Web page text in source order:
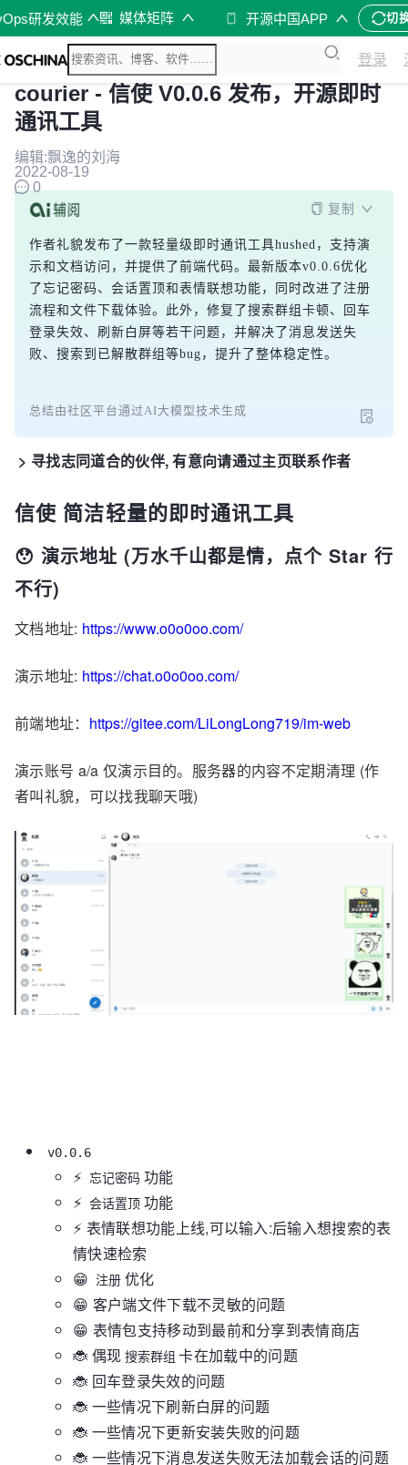
研发效能 媒体矩阵 开源中国APP 切
登录
courier - 信使 V0.0.6 发布，开源即时
通讯工具
编辑:飘逸的刘海
2022-08-19
0
复制
作者礼貌发布了一款轻量级即时通讯工具hushed，支持演
示和文档访问，并提供了前端代码。最新版本v0.0.6优化
了忘记密码、会话置顶和表情联想功能，同时改进了注册
流程和文件下载体验。此外，修复了搜索群组卡顿、回车
登录失效、刷新白屏等若干问题，并解决了消息发送失
败、搜索到已解散群组等bug，提升了整体稳定性。
总结由社区平台通过AI大模型技术生成
> 寻找志同道合的伙伴, 有意向请通过主页联系作者
信使 简洁轻量的即时通讯工具
😯 演示地址 (万水千山都是情，点个 Star 行
不行)
文档地址: https://www.o0o0oo.com/
演示地址: https://chat.o0o0oo.com/
前端地址： https://gitee.com/LiLongLong719/im-web
演示账号 a/a 仅演示目的。服务器的内容不定期清理 (作
者叫礼貌，可以找我聊天哦)
v0.0.6
⚡ 忘记密码 功能
⚡ 会话置顶 功能
⚡ 表情联想功能上线,可以输入:后输入想搜索的表
情快速检索
😁
注册 优化
😁 客户端文件下载不灵敏的问题
😁 表情包支持移动到最前和分享到表情商店
🐞 偶现 搜索群组 卡在加载中的问题
🐞 回车登录失效的问题
🐞 一些情况下刷新白屏的问题
🐞 一些情况下更新安装失败的问题
🐞 一些情况下消息发送失败无法加载会话的问题